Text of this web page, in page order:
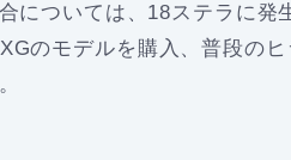
ついては、18ステラに発
のモデルを購入、普段のヒ